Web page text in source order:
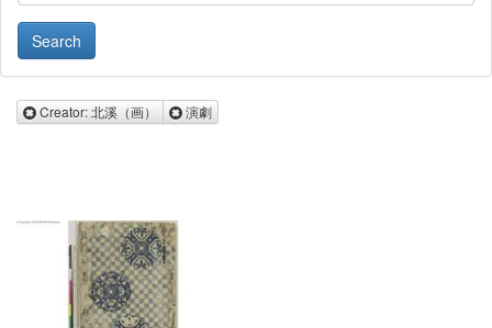
Creator: 北溪（画） Remove Creator: 北溪（画）
演劇Remove 演劇